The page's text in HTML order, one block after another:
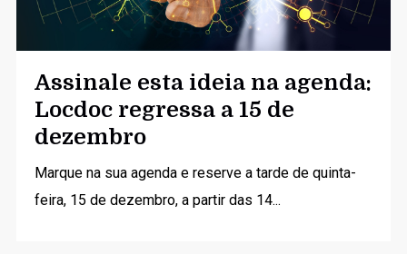
Assinale esta ideia na agenda:
Locdoc regressa a 15 de
dezembro
Marque na sua agenda e reserve a tarde de quinta-
feira, 15 de dezembro, a partir das 14...